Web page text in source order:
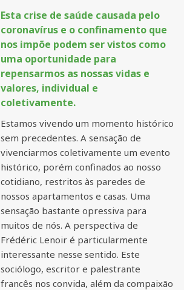
Esta crise de saúde causada pelo
coronavírus e o confinamento que
nos impõe podem ser vistos como
uma oportunidade para
repensarmos as nossas vidas e
valores, individual e
coletivamente.
Estamos vivendo um momento histórico
sem precedentes. A sensação de
vivenciarmos coletivamente um evento
histórico, porém confinados ao nosso
cotidiano, restritos às paredes de
nossos apartamentos e casas. Uma
sensação bastante opressiva para
muitos de nós. A perspectiva de
Frédéric Lenoir é particularmente
interessante nesse sentido. Este
sociólogo, escritor e palestrante
francês nos convida, além da compaixão